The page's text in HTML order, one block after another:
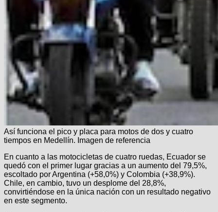
Así funciona el pico y placa para motos de dos y cuatro
tiempos en Medellín. Imagen de referencia
En cuanto a las motocicletas de cuatro ruedas, Ecuador se
quedó con el primer lugar gracias a un aumento del 79,5%,
escoltado por Argentina (+58,0%) y Colombia (+38,9%).
Chile, en cambio, tuvo un desplome del 28,8%,
convirtiéndose en la única nación con un resultado negativo
en este segmento.